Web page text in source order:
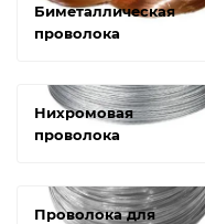
Биметаллическая
проволока
Нихромовая
проволока
Проволока для